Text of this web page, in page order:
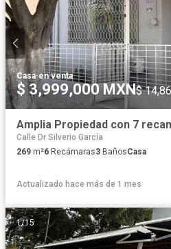
Casa·en venta
$ 3,999,000 MXN$
Amplia Propiedad con 7
Calle Dr Silverio García
269 m²6 Recámaras3 BañosCasa
Actualizado hace más de 1 mes
1/15